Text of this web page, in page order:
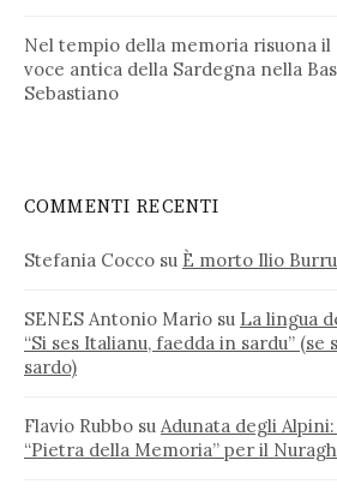
Nel tempio della memoria risuona
voce antica della Sardegna nella
Sebastiano
COMMENTI RECENTI
Stefania Cocco su È morto Ilio
SENES Antonio Mario su La lingua
“Si ses Italianu, faedda in sardu”
sardo)
Flavio Rubbo su Adunata degli
“Pietra della Memoria” per il